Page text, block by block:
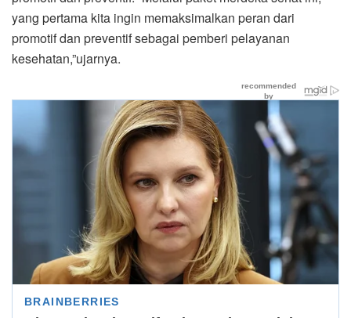
yang pertama kita ingin memaksimalkan peran dari
promotif dan preventif sebagai pemberi pelayanan
kesehatan,”ujarnya.